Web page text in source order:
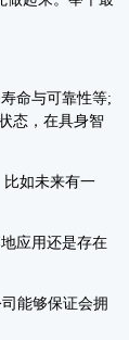
命与可靠性等;
态，在具身智
如未来有一
应用还是存在
能够保证会拥